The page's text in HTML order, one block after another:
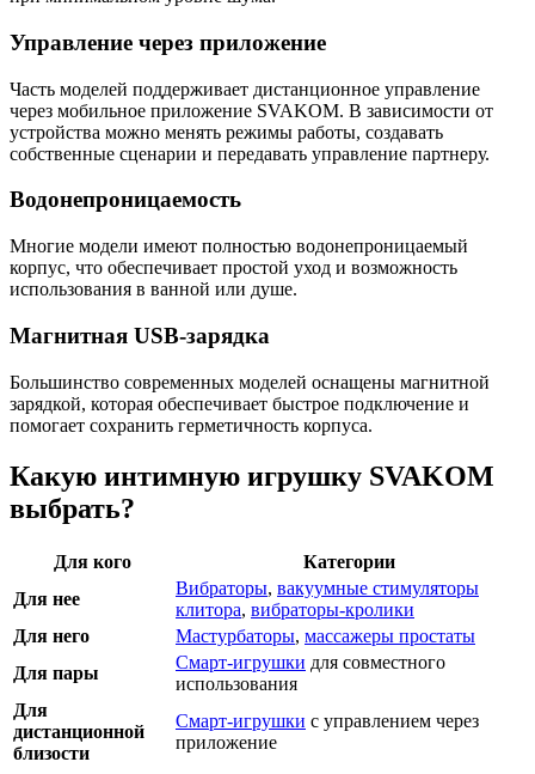
Управление через приложение
Часть моделей поддерживает дистанционное управление
через мобильное приложение SVAKOM. В зависимости от
устройства можно менять режимы работы, создавать
собственные сценарии и передавать управление партнеру.
Водонепроницаемость
Многие модели имеют полностью водонепроницаемый
корпус, что обеспечивает простой уход и возможность
использования в ванной или душе.
Магнитная USB-зарядка
Большинство современных моделей оснащены магнитной
зарядкой, которая обеспечивает быстрое подключение и
помогает сохранить герметичность корпуса.
Какую интимную игрушку SVAKOM
выбрать?
Для кого
Категории
Для нее
Вибраторы, вакуумные стимуляторы
клитора, вибраторы-кролики
Для него
Мастурбаторы, массажеры простаты
Для пары
Смарт-игрушки для совместного
использования
Для
дистанционной
близости
Смарт-игрушки с управлением через
приложение